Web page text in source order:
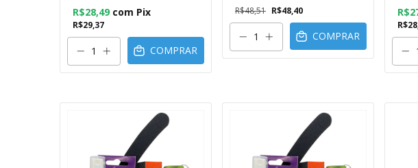
R$29,37
R$28,49 com Pix
COMPRAR
R$48,51 R$48,40
COMPRAR